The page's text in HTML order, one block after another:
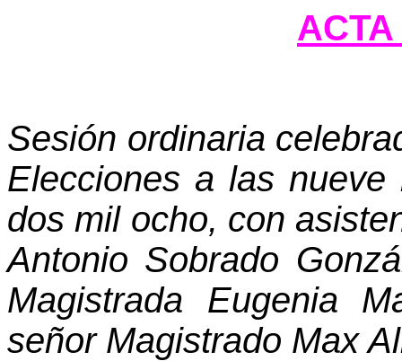
ACTA
Sesión ordinaria
Elecciones a las
dos mil ocho, con
Antonio Sobrado
Magistrada Eugenia
señor Magistrado Max